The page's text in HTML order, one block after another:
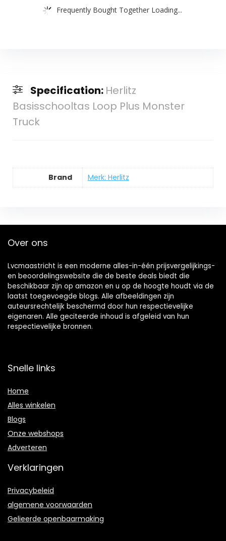
Frequently Bought Together Loading...
Specification: Herlitz
Basisschooltas Loop Plus Monster
Truck
Brand Merk: Herlitz
Over ons
Lvcmaastricht is een moderne alles-in-één prijsvergelijkings-
en beoordelingswebsite die de beste deals biedt die
beschikbaar zijn op amazon en u op de hoogte houdt via de
laatst toegevoegde blogs. Alle afbeeldingen zijn
auteursrechtelijk beschermd door hun respectievelijke
eigenaren. Alle geciteerde inhoud is afgeleid van hun
respectievelijke bronnen.
Snelle links
Home
Alles winkelen
Blogs
Onze webshops
Adverteren
Verklaringen
Privacybeleid
algemene voorwaarden
Gelieerde openbaarmaking